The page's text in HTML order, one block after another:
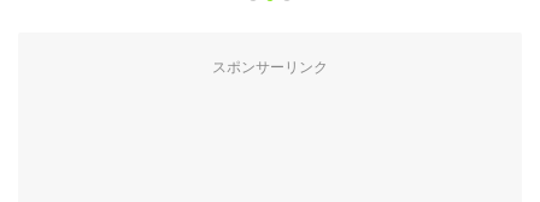
スポンサーリンク